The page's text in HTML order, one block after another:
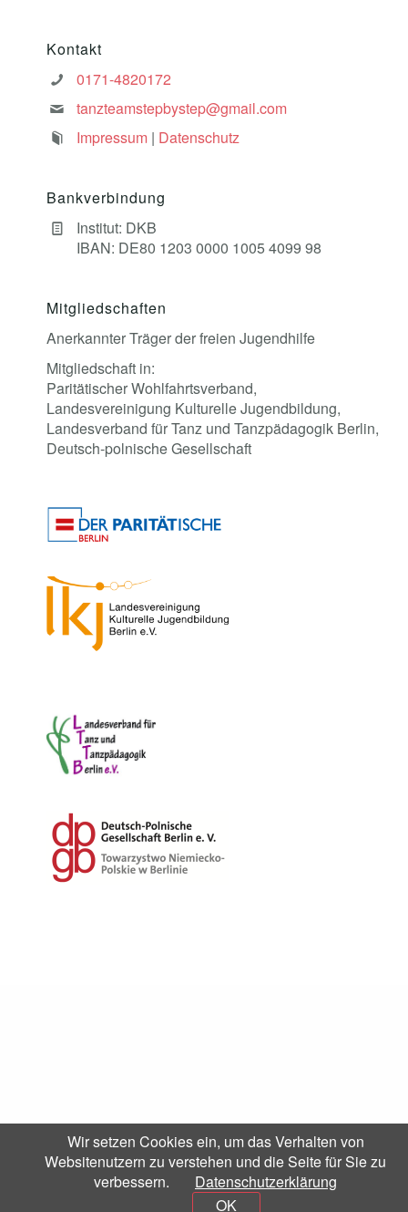
Kontakt
0171-4820172
tanzteamstepbystep@gmail.com
Impressum | Datenschutz
Bankverbindung
Institut: DKB
IBAN: DE80 1203 0000 1005 4099 98
Mitgliedschaften
Anerkannter Träger der freien Jugendhilfe
Mitgliedschaft in:
Paritätischer Wohlfahrtsverband,
Landesvereinigung Kulturelle Jugendbildung,
Landesverband für Tanz und Tanzpädagogik Berlin,
Deutsch-polnische Gesellschaft
Wir setzen Cookies ein, um das Verhalten von
Websitenutzern zu verstehen und die Seite für Sie zu
verbessern.
Datenschutzerklärung
OK